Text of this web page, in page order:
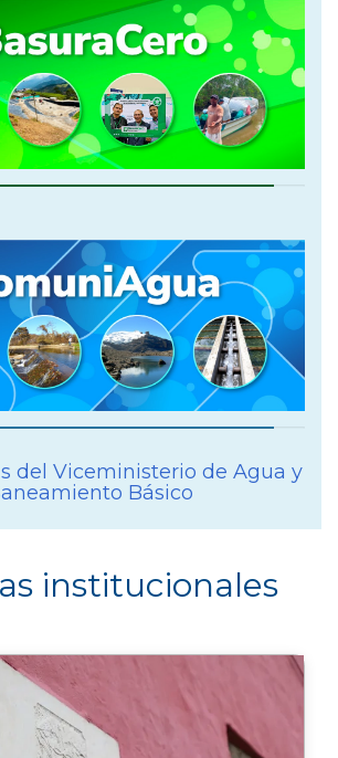
del Viceministerio de Agua y
Básico
institucionales